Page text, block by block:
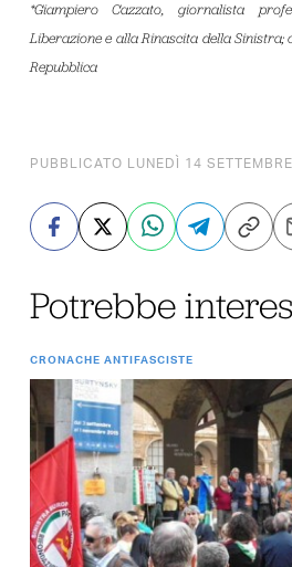
*Giampiero Cazzato, giornalista
Liberazionee allaRinascita della Sinistra;
Repubblica
PUBBLICATO LUNEDÌ 14
Potrebbe
CRONACHE ANTIFASCISTE